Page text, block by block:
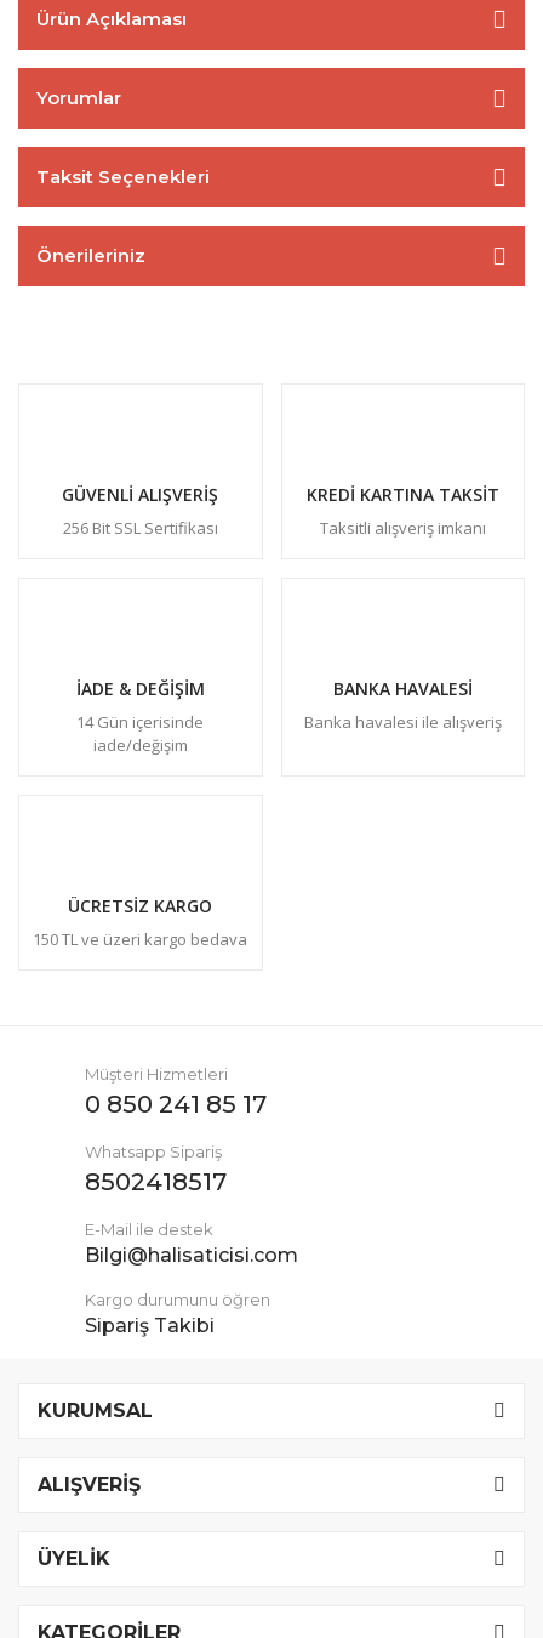
Ürün Açıklaması
Yorumlar
Taksit Seçenekleri
Önerileriniz
GÜVENLİ ALIŞVERİŞ
256 Bit SSL Sertifikası
KREDİ KARTINA TAKSİT
Taksitli alışveriş imkanı
İADE & DEĞİŞİM
14 Gün içerisinde
iade/değişim
BANKA HAVALESİ
Banka havalesi ile alışveriş
ÜCRETSİZ KARGO
150 TL ve üzeri kargo bedava
Müşteri Hizmetleri
0 850 241 85 17
Whatsapp Sipariş
8502418517
E-Mail ile destek
Bilgi@halisaticisi.com
Kargo durumunu öğren
Sipariş Takibi
KURUMSAL
ALIŞVERİŞ
ÜYELİK
KATEGORİLER